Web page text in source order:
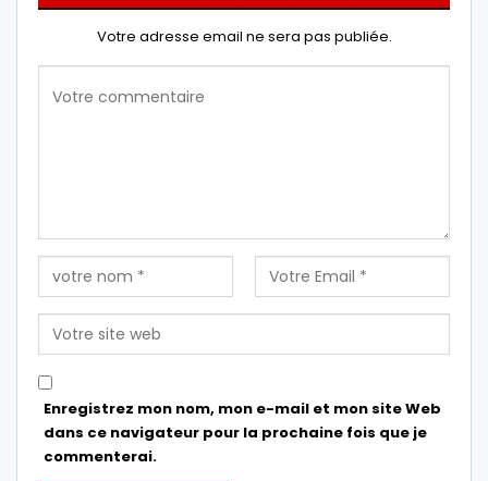
Votre adresse email ne sera pas publiée.
Enregistrez mon nom, mon e-mail et mon site Web
dans ce navigateur pour la prochaine fois que je
commenterai.